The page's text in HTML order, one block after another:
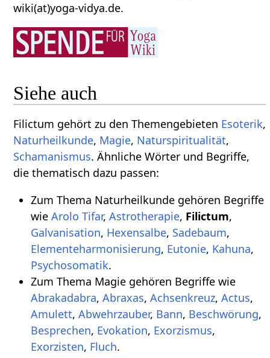
wiki(at)yoga-vidya.de.
Siehe auch
Filictum gehört zu den Themengebieten Esoterik,
Naturheilkunde, Magie, Naturspiritualität,
Schamanismus. Ähnliche Wörter und Begriffe,
die thematisch dazu passen:
Zum Thema Naturheilkunde gehören Begriffe
wie Arolo Tifar, Astrotherapie, Filictum,
Galvanisation, Hexensalbe, Sadebaum,
Elementeharmonisierung, Eutonie, Kahuna,
Psychosomatik.
Zum Thema Magie gehören Begriffe wie
Abrakadabra, Abraxas, Achsenkreuz, Actus,
Amulett, Abwehrzauber, Bann, Beschwörung,
Besprechen, Evokation, Exorzismus,
Exorzisten, Fluch.